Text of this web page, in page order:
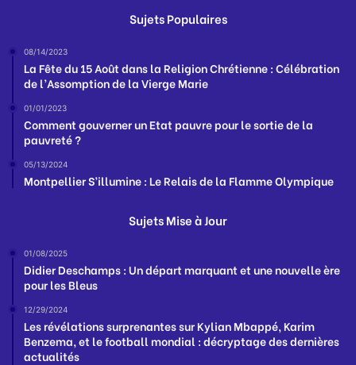
Sujets Populaires
08/14/2023
La Fête du 15 Août dans la Religion Chrétienne : Célébration
de l’Assomption de la Vierge Marie
01/01/2023
Comment gouverner un Etat pauvre pour le sortie de la
pauvreté ?
05/13/2024
Montpellier S’illumine : Le Relais de la Flamme Olympique
Sujets Mise à Jour
01/08/2025
Didier Deschamps : Un départ marquant et une nouvelle ère
pour les Bleus
12/29/2024
Les révélations surprenantes sur Kylian Mbappé, Karim
Benzema, et le football mondial : décryptage des dernières
actualités